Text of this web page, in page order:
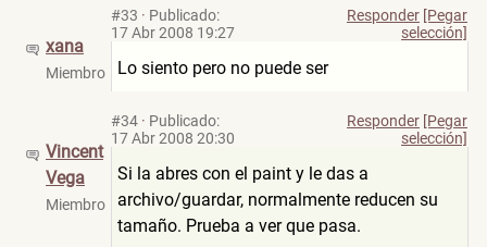
xana
Miembro
#33 · Publicado:
17 Abr 2008 19:27
Responder [Pegar
selección]
Lo siento pero no puede ser
Vincent
Vega
Miembro
#34 · Publicado:
17 Abr 2008 20:30
Responder [Pegar
selección]
Si la abres con el paint y le das a
archivo/guardar, normalmente reducen su
tamaño. Prueba a ver que pasa.